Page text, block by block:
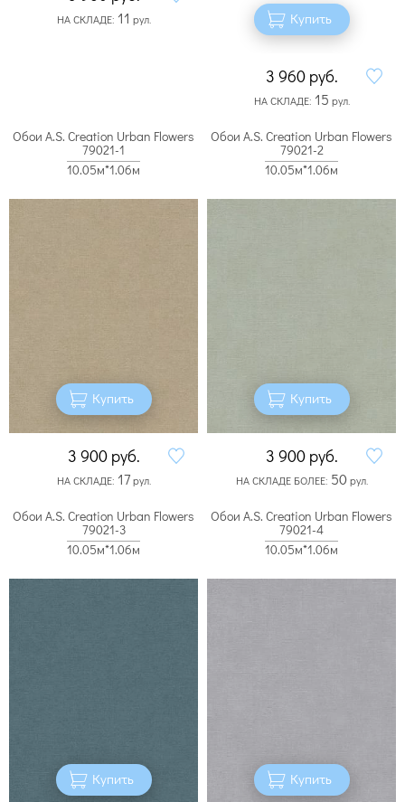
НА СКЛАДЕ: 11 рул. Купить
3 960 руб.
НА СКЛАДЕ: 15 рул.
Обои A.S. Creation Urban Flowers
79021-1
10.05м*1.06м
Купить
3 900 руб.
НА СКЛАДЕ: 17рул.
Обои A.S. Creation Urban Flowers
79021-2
10.05м*1.06м
Купить
3 900 руб.
НА СКЛАДЕ БОЛЕЕ: 50рул.
Обои A.S. Creation Urban Flowers
79021-3
10.05м*1.06м
Купить
Обои A.S. Creation Urban Flowers
79021-4
10.05м*1.06м
Купить